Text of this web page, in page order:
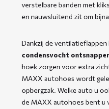
verstelbare banden met
en nauwsluitend zit om
Dankzij de ventilatieflappen
condensvocht
hoek zorgen voor extra
MAXX autohoes wordt
opbergzak. Welke auto u
de MAXX autohoes bent u